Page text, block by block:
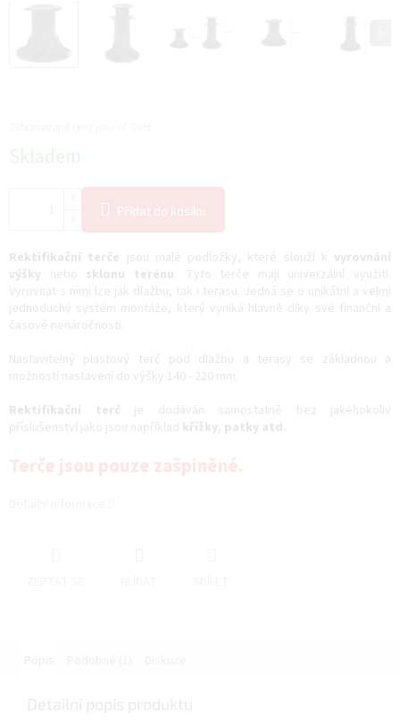
Skladem
Přidat do košíku
Rektifikační terče jsou malé podložky, které slouží k vyrovnání
výšky nebo sklonu terénu . Tyto terče mají univerzální využití.
Vyrovnat s nimi lze jak dlažbu, tak i terasu. Jedná se o unikátní a velmi
jednoduchý systém montáže, který vyniká hlavně díky své finanční a
časové nenáročnosti.
Nastavitelný plastový terč pod dlažbu a terasy se základnou a
možností nastavení do výšky 140 - 220 mm.
Rektifikační terč je dodáván samostatně bez jakéhokoliv
příslušenství jako jsou například křížky, patky atd.
Terče jsou pouze zašpiněné.